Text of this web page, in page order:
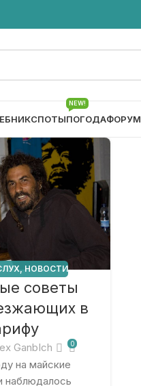
СПОТЫПОГОДА
NEW!
ФОРУМ
НОВОСТИ
советы
в
GanbIch 0
на майские
наблюдалось